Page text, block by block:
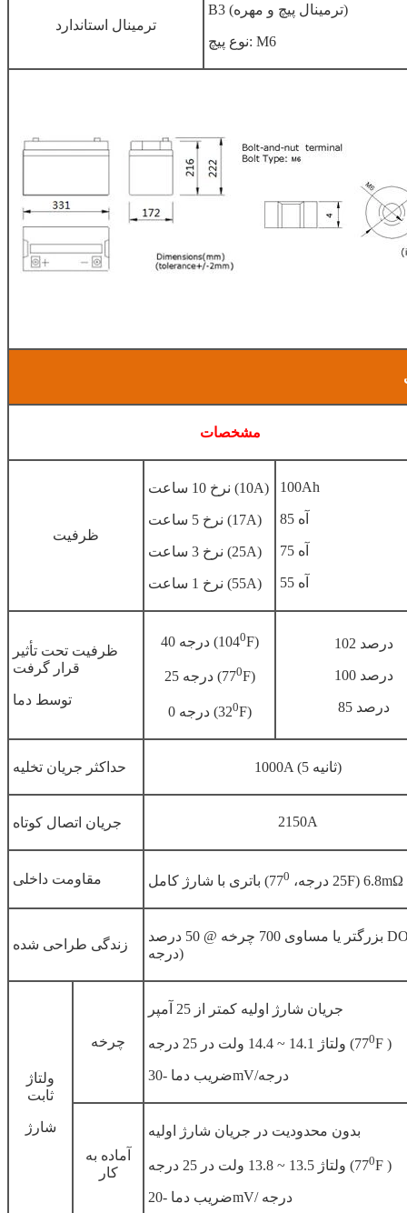
ترمینال استاندارد
B3 (ترمینال پیچ و مهره)
نوع پیچ: M6
مشخصات
ظرفیت
نرخ 10 ساعت (10A)
نرخ 5 ساعت (17A)
نرخ 3 ساعت (25A)
نرخ 1 ساعت (55A)
100Ah
85 آه
75 آه
55 آه
ظرفیت تحت تأثیر
قرار گرفت
توسط دما
40 درجه (1040F)
25 درجه (770F)
0 درجه (320F)
102 درصد
100 درصد
85 درصد
حداکثر جریان تخلیه 1000A (5 ثانیه)
جریان اتصال کوتاه 2150A
مقاومت داخلی باتری با شارژ کامل (25 درجه، 77 0 F) 6.8mΩ
زندگی طراحی شده
بزرگتر یا مساوی 700 چرخه @ 50 درصد DOD (25
درجه)
ولتاژ
ثابت
شارژ
چرخه
جریان شارژ اولیه کمتر از 25 آمپر
ولتاژ 14.1 ~ 14.4 ولت در 25 درجه (770F )
ضریب دما -30mV/درجه
آماده به
کار
بدون محدودیت در جریان شارژ اولیه
ولتاژ 13.5 ~ 13.8 ولت در 25 درجه (770F )
ضریب دما -20mV/ درجه